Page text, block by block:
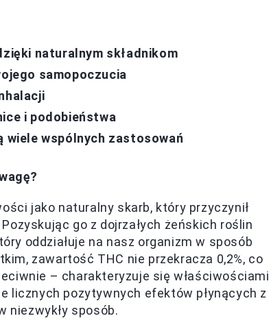
naturalnym składnikom
samopoczucia
i podobieństwa
wiele wspólnych zastosowań
jako naturalny skarb, który przyczynił
Pozyskując go z dojrzałych żeńskich roślin
oddziałuje na nasz organizm w sposób
zawartość THC nie przekracza 0,2%, co
– charakteryzuje się właściwościami
licznych pozytywnych efektów płynących z
niezwykły sposób.